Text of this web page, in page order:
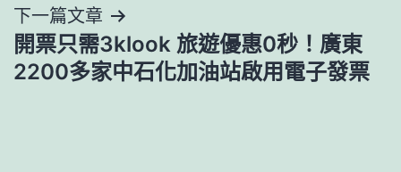
覽
下一篇文章
開票只需3klook 旅遊優惠0秒！廣東
2200多家中石化加油站啟用電子發票